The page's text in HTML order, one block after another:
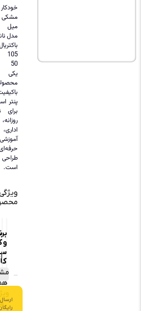
مشکی 0.7
میل پنتر
مدل نانو آنتی
باکتریال DP-
105 بسته
50 عددی
یکی از
محصولات
باکیفیت برند
پنتر است که
برای نوشتار
روزانه، امور
آموزشی و
طراحی شده
ویژگی‌های
محصول
سازنده
دکترپنتر
ساخت
بدنه
مشاهده
ویژگی